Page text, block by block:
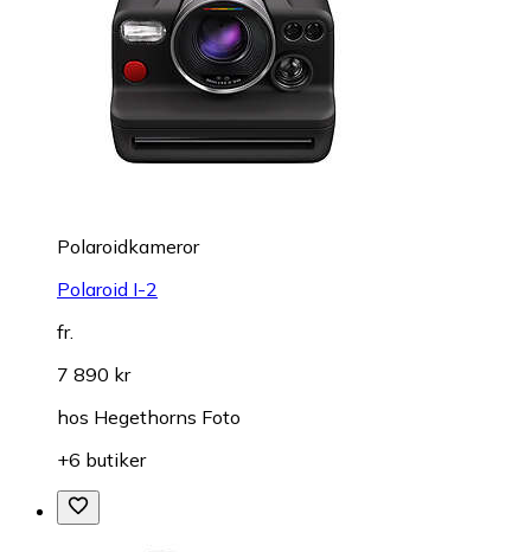
Polaroidkameror
Polaroid I-2
fr.
7 890 kr
hos Hegethorns Foto
+6 butiker